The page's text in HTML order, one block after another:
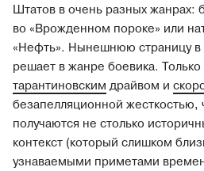
Штатов в очень разных жанрах:
во «Врожденном пороке» или
«Нефть». Нынешнюю страницу
решает в жанре боевика.
тарантиновским драйвом и
безапелляционной жесткостью,
получаются не столько
контекст (который слишком
узнаваемыми приметами